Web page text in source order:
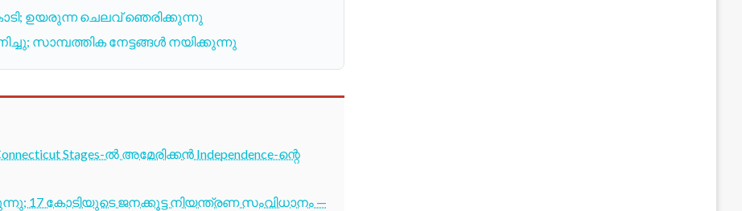
ഉയരുന്ന ചെലവ് ഞെരിക്കുന്നു
സാമ്പത്തിക നേട്ടങ്ങൾ നയിക്കുന്നു
Stages-ൽ അമേരിക്കൻ Independence-ന്റെ
17 കോടിയുടെ ജനക്കൂട്ട നിയന്ത്രണ സംവിധാനം —